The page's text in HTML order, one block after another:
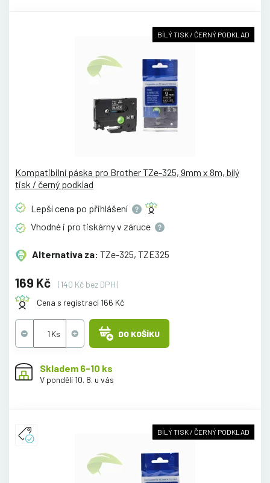
BÍLÝ TISK / ČERNÝ PODKLAD
Kompatibilní páska pro Brother TZe-325, 9mm x 8m, bílý
tisk / černý podklad
Lepší cena po přihlášení
Vhodné i pro tiskárny v záruce
Alternativa za: TZe-325, TZE325
169 Kč
(140 Kč bez DPH)
Cena s registrací 166 Kč
DO KOŠÍKU
Skladem 6-10 ks
V pondělí 10. 8. u vás
BÍLÝ TISK / ČERNÝ PODKLAD